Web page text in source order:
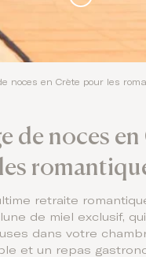
noces en Crète pour les
de noces
les
retraite
de miel exclusif,
dans votre
et un repas